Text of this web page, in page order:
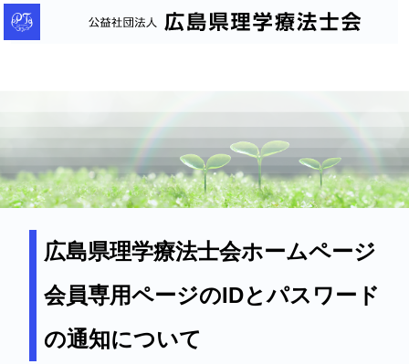
公
益
島
広島県理学療法士会ホームページ
会員専用ページのIDとパスワード
の通知について